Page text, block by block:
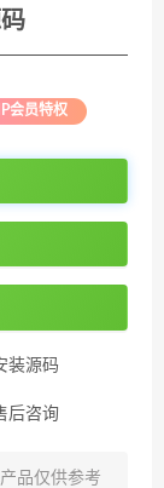
会员特权
装源码
后咨询
品仅供参考